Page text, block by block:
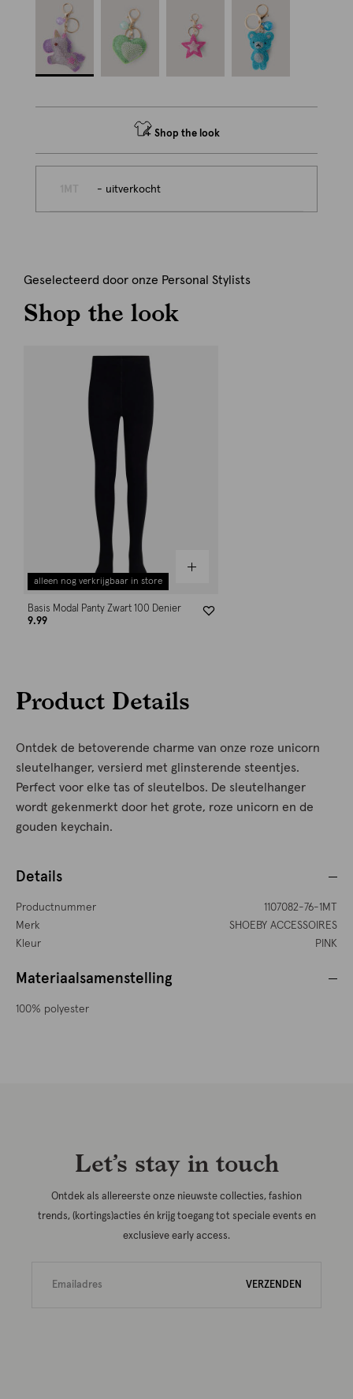
Shop the look
- uitverkocht
Geselecteerd door onze Personal Stylists
Shop the look
alleen nog verkrijgbaar in store
Basis Modal Panty Zwart 100 Denier
9.99
Product Details
Ontdek de betoverende charme van onze roze unicorn
sleutelhanger, versierd met glinsterende steentjes.
Perfect voor elke tas of sleutelbos. De sleutelhanger
wordt gekenmerkt door het grote, roze unicorn en de
gouden keychain.
Details
Productnummer
1107082-76-1MT
Merk
SHOEBY ACCESSOIRES
Kleur
PINK
Materiaalsamenstelling
100% polyester
Let’s stay in touch
Ontdek als allereerste onze nieuwste collecties, fashion
trends, (kortings)acties én krijg toegang tot speciale events en
exclusieve early access.
VERZENDEN